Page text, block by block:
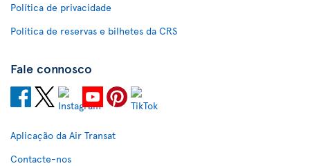
Política de privacidade
Política de reservas e bilhetes da CRS
Fale connosco
Aplicação da Air Transat
Contacte-nos